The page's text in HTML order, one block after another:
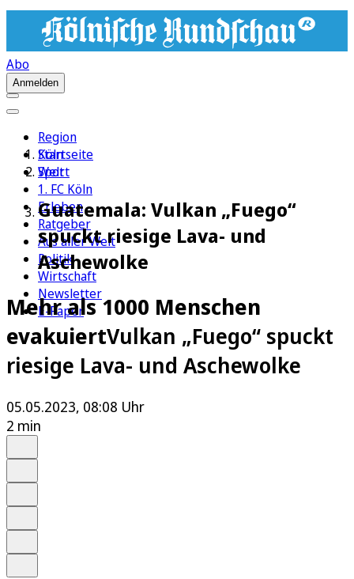
Abo
Anmelden
Region
Köln
Sport
1. FC Köln
Erleben
Ratgeber
Aus aller Welt
Politik
Wirtschaft
Newsletter
E-Paper
Startseite
Welt
Guatemala: Vulkan „Fuego“
spuckt riesige Lava- und
Aschewolke
Mehr als 1000 Menschen
evakuiertVulkan „Fuego“ spuckt
riesige Lava- und Aschewolke
05.05.2023, 08:08 Uhr
2 min